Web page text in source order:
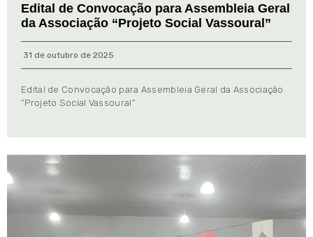
Edital de Convocação para Assembleia Geral
da Associação “Projeto Social Vassoural”
31 de outubro de 2025
Edital de Convocação para Assembleia Geral da Associação
“Projeto Social Vassoural”